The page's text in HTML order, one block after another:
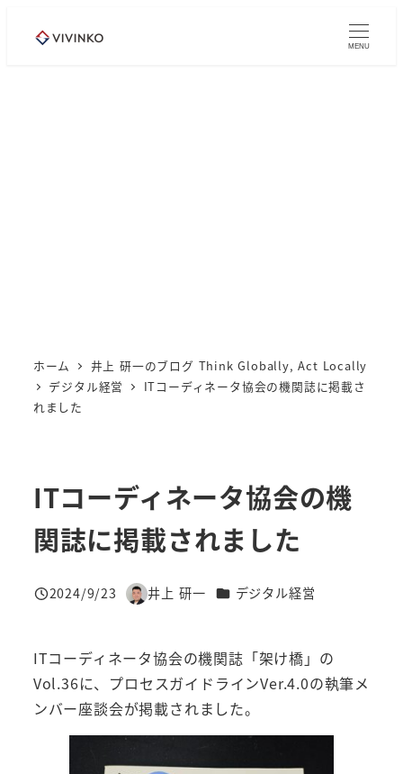
MENU
ホーム
井上 研一のブログ Think Globally, Act Locally
デジタル経営
ITコーディネータ協会の機関誌に掲載さ
れました
ITコーディネータ協会の機
関誌に掲載されました
投稿日
2024/9/23
著
井上 研一 カテゴリー
デジタル経営
ITコーディネータ協会の機関誌「架け橋」の
Vol.36に、プロセスガイドラインVer.4.0の執筆メ
ンバー座談会が掲載されました。